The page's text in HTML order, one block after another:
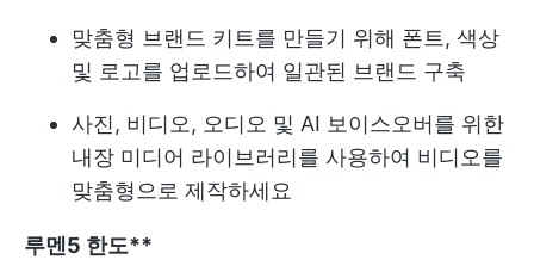
맞춤형 브랜드 키트를 만들기 위해 폰트, 색상
및 로고를 업로드하여 일관된 브랜드 구축
사진, 비디오, 오디오 및 AI 보이스오버를 위한
내장 미디어 라이브러리를 사용하여 비디오를
맞춤형으로 제작하세요
루멘5 한도**